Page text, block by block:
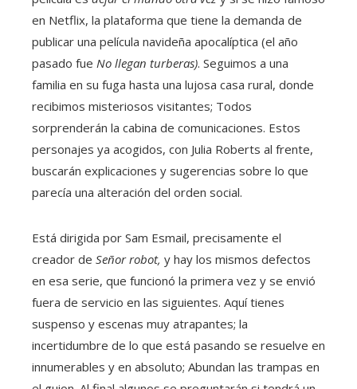
en Netflix, la plataforma que tiene la demanda de
publicar una película navideña apocalíptica (el año
pasado fue No llegan turberas). Seguimos a una
familia en su fuga hasta una lujosa casa rural, donde
recibimos misteriosos visitantes; Todos
sorprenderán la cabina de comunicaciones. Estos
personajes ya acogidos, con Julia Roberts al frente,
buscarán explicaciones y sugerencias sobre lo que
parecía una alteración del orden social.
Está dirigida por Sam Esmail, precisamente el
creador de Señor robot, y hay los mismos defectos
en esa serie, que funcionó la primera vez y se envió
fuera de servicio en las siguientes. Aquí tienes
suspenso y escenas muy atrapantes; la
incertidumbre de lo que está pasando se resuelve en
innumerables y en absoluto; Abundan las trampas en